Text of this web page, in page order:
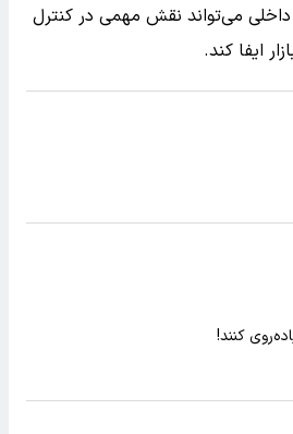
داخلی می‌تواند نقش مهمی در کنترل
ایفا کند.
کنند!